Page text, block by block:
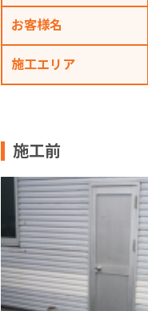
お客様名
施工エリア
施工前